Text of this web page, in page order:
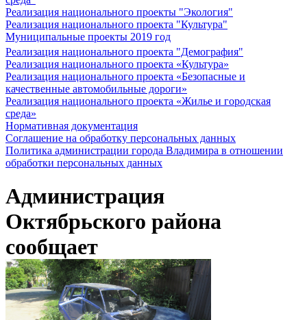
Реализация национального проекты "Экология"
Реализация национального проекта "Культура"
Муниципальные проекты 2019 год
Реализация национального проекта "Демография"
Реализация национального проекта «Культура»
Реализация национального проекта «Безопасные и
качественные автомобильные дороги»
Реализация национального проекта «Жилье и городская
среда»
Нормативная документация
Соглашение на обработку персональных данных
Политика администрации города Владимира в отношении
обработки персональных данных
Администрация
Октябрьского района
сообщает